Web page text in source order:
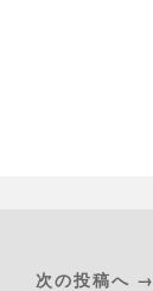
次の投稿へ →